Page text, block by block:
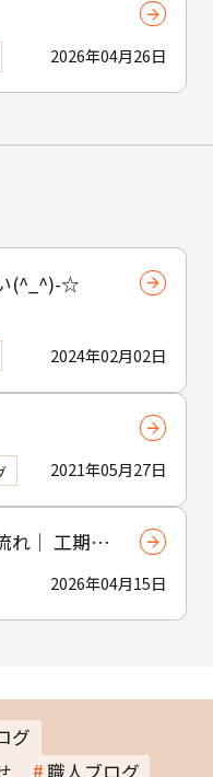
2026年04月26日
(^_^)-☆
2024年02月02日
2021年05月27日
れ｜ 工期・
解説2026年04月15日
グ
職人ブログ